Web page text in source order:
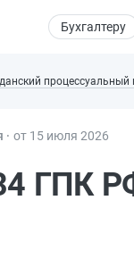
Бухгалтеру
процессуальный
от 15 июля 2026
ГПК